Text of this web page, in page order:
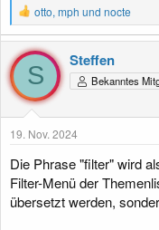
R
e
a
k
t
i
o
n
n
otto, mph und nocte
S
Steffen
Bekanntes
19. Nov. 2024
Die Phrase "filter" wird
Filter-Menü der
übersetzt werden,